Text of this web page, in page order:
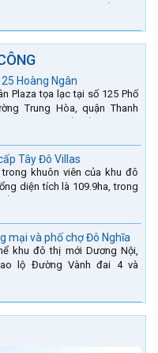
Hoàng Ngân
Plaza tọa lạc tại số 125 Phố
Trung Hòa, quận Thanh
Tây Đô Villas
khuôn viên của khu đô
diện tích là 109.9ha, trong
mại và phố chợ Đô Nghĩa
khu đô thị mới Dương Nội,
lộ Đường Vành đai 4 và